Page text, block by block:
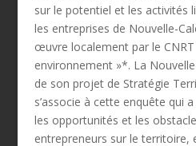
sur le potentiel et les activités
les entreprises de Nouvelle-
œuvre localement par le
environnement »*. La
de son projet de Stratégie
s’associe à cette enquête qui
les opportunités et les
entrepreneurs sur le territoire,